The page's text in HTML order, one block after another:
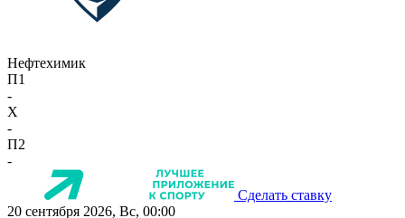
Нефтехимик
П1
-
X
-
П2
-
Сделать ставку
20 сентября 2026, Вс, 00:00